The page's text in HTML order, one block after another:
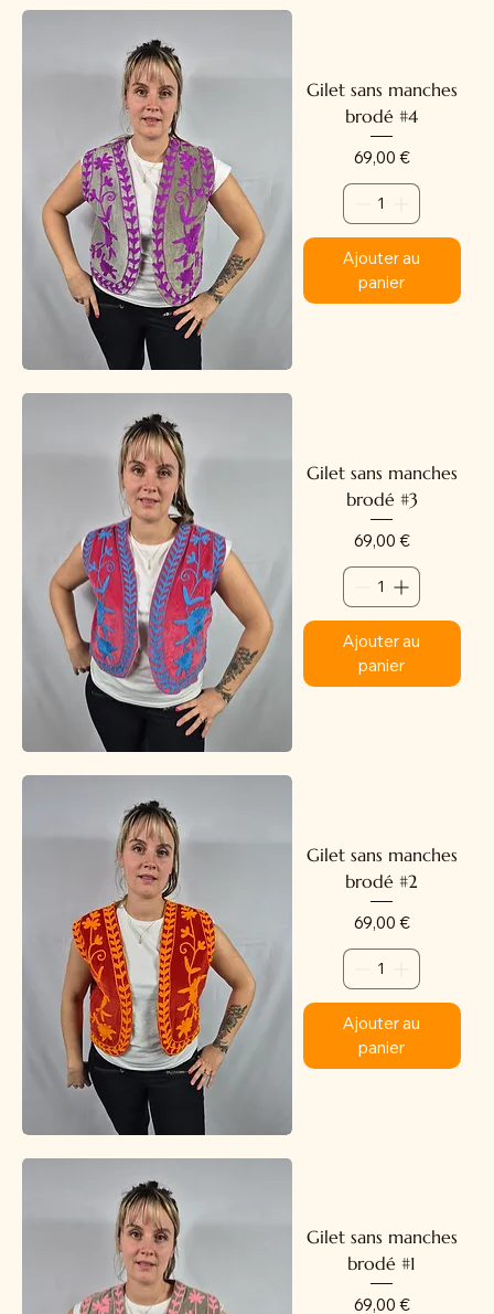
Gilet sans manches
brodé #4
Prix
69,00 €
Ajouter au
panier
Gilet sans manches
brodé #3
Prix
69,00 €
Ajouter au
panier
Gilet sans manches
brodé #2
Prix
69,00 €
Ajouter au
panier
Gilet sans manches
brodé #1
Prix
69,00 €